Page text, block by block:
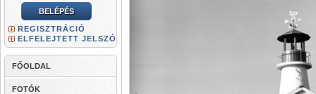
REGISZTRÁCIÓ
ELFELEJTETT JELSZÓ
FŐOLDAL
FOTÓK